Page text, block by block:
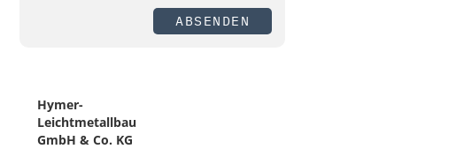
ABSENDEN
Hymer-
Leichtmetallbau
GmbH & Co. KG